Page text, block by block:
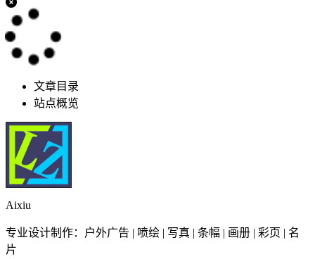
文章目录
站点概览
Aixiu
专业设计制作：户外广告 | 喷绘 | 写真 | 条幅 | 画册 | 彩页 | 名
片